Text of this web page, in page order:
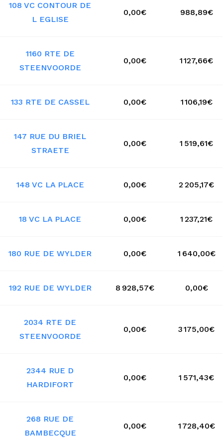
108 VC CONTOUR DE
L EGLISE
0,00€ 988,89€
1160 RTE DE
STEENVOORDE
0,00€ 1 127,66€
133 RTE DE CASSEL 0,00€ 1 106,19€
147 RUE DU BRIEL
STRAETE
0,00€ 1 519,61€
148 VC LA PLACE 0,00€ 2 205,17€
18 VC LA PLACE 0,00€ 1 237,21€
180 RUE DE WYLDER 0,00€ 1 640,00€
192 RUE DE WYLDER 8 928,57€ 0,00€
2034 RTE DE
STEENVOORDE
0,00€ 3 175,00€
2344 RUE D
HARDIFORT
0,00€ 1 571,43€
268 RUE DE
BAMBECQUE
0,00€ 1 728,40€